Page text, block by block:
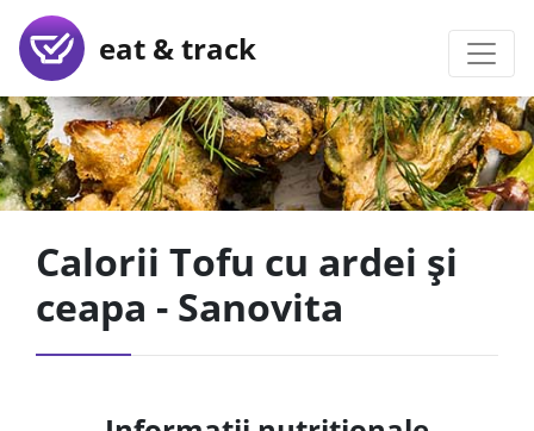
eat & track
Calorii Tofu cu ardei și
ceapa - Sanovita